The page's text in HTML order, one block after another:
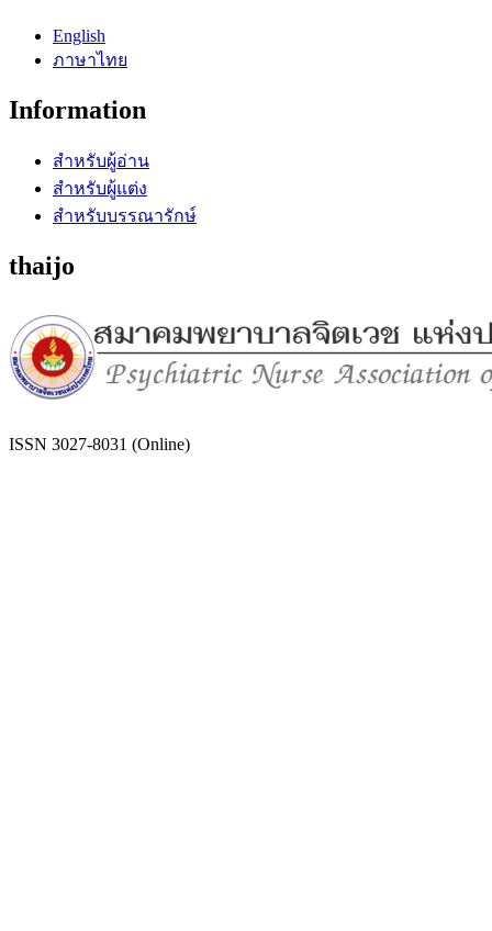
English
ภาษาไทย
Information
สำหรับผู้อ่าน
สำหรับผู้แต่ง
สำหรับบรรณารักษ์
thaijo
ISSN 3027-8031 (Online)